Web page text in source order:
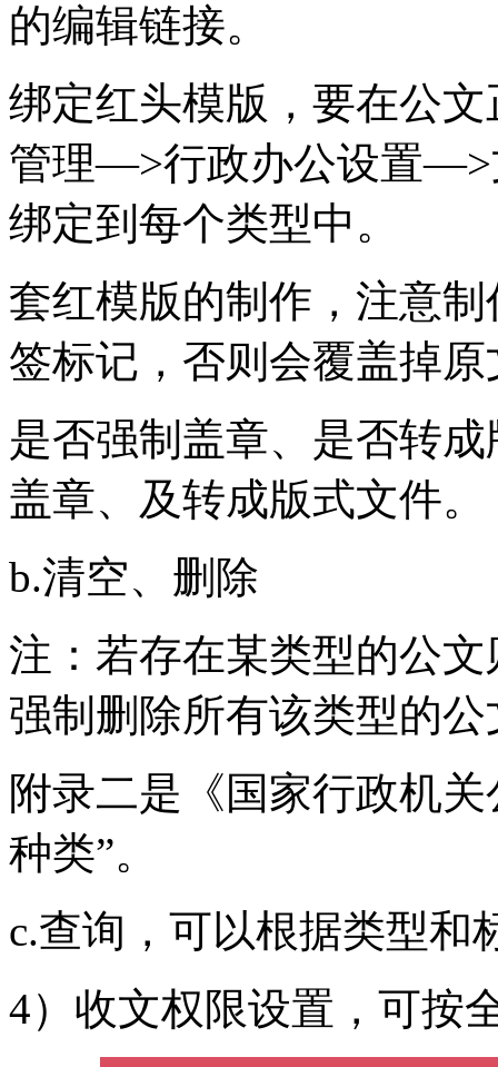
的编辑链接。
绑定红头模版，要在公
管理—>行政办公设置—>
绑定到每个类型中。
套红模版的制作，注意
签标记，否则会覆盖掉原
是否强制盖章、是否转
盖章、及转成版式文件。
b.清空、删除
注：若存在某类型的公
强制删除所有该类型的公
附录二是《国家行政机
种类”。
c.查询，可以根据类型和
4）收文权限设置，可按